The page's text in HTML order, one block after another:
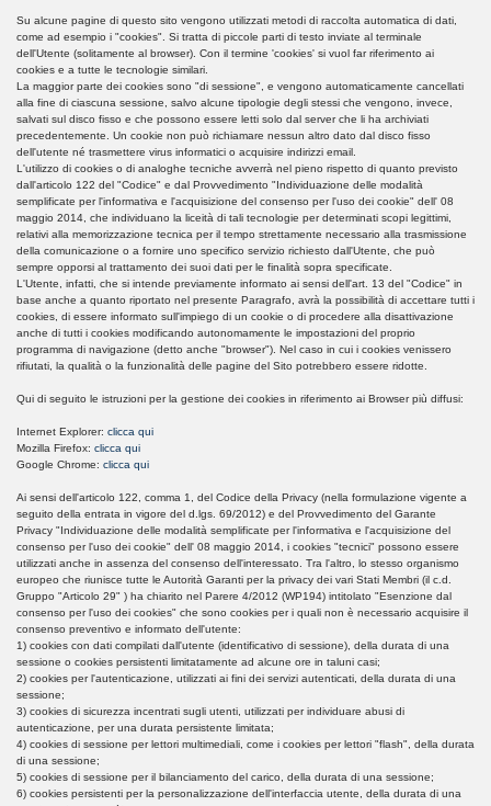
Su alcune pagine di questo sito vengono utilizzati metodi di raccolta automatica di dati,
come ad esempio i "cookies". Si tratta di piccole parti di testo inviate al terminale
dell'Utente (solitamente al browser). Con il termine 'cookies' si vuol far riferimento ai
cookies e a tutte le tecnologie similari.
La maggior parte dei cookies sono "di sessione", e vengono automaticamente cancellati
alla fine di ciascuna sessione, salvo alcune tipologie degli stessi che vengono, invece,
salvati sul disco fisso e che possono essere letti solo dal server che li ha archiviati
precedentemente. Un cookie non può richiamare nessun altro dato dal disco fisso
dell'utente né trasmettere virus informatici o acquisire indirizzi email.
L'utilizzo di cookies o di analoghe tecniche avverrà nel pieno rispetto di quanto previsto
dall'articolo 122 del "Codice" e dal Provvedimento "Individuazione delle modalità
semplificate per l'informativa e l'acquisizione del consenso per l'uso dei cookie" dell' 08
maggio 2014, che individuano la liceità di tali tecnologie per determinati scopi legittimi,
relativi alla memorizzazione tecnica per il tempo strettamente necessario alla trasmissione
della comunicazione o a fornire uno specifico servizio richiesto dall'Utente, che può
sempre opporsi al trattamento dei suoi dati per le finalità sopra specificate.
L'Utente, infatti, che si intende previamente informato ai sensi dell'art. 13 del "Codice" in
base anche a quanto riportato nel presente Paragrafo, avrà la possibilità di accettare tutti i
cookies, di essere informato sull'impiego di un cookie o di procedere alla disattivazione
anche di tutti i cookies modificando autonomamente le impostazioni del proprio
programma di navigazione (detto anche "browser"). Nel caso in cui i cookies venissero
rifiutati, la qualità o la funzionalità delle pagine del Sito potrebbero essere ridotte.
Qui di seguito le istruzioni per la gestione dei cookies in riferimento ai Browser più diffusi:
Internet Explorer: clicca qui
Mozilla Firefox: clicca qui
Google Chrome: clicca qui
Ai sensi dell'articolo 122, comma 1, del Codice della Privacy (nella formulazione vigente a
seguito della entrata in vigore del d.lgs. 69/2012) e del Provvedimento del Garante
Privacy "Individuazione delle modalità semplificate per l'informativa e l'acquisizione del
consenso per l'uso dei cookie" dell' 08 maggio 2014, i cookies "tecnici" possono essere
utilizzati anche in assenza del consenso dell'interessato. Tra l'altro, lo stesso organismo
europeo che riunisce tutte le Autorità Garanti per la privacy dei vari Stati Membri (il c.d.
Gruppo "Articolo 29" ) ha chiarito nel Parere 4/2012 (WP194) intitolato "Esenzione dal
consenso per l'uso dei cookies" che sono cookies per i quali non è necessario acquisire il
consenso preventivo e informato dell'utente:
1) cookies con dati compilati dall'utente (identificativo di sessione), della durata di una
sessione o cookies persistenti limitatamente ad alcune ore in taluni casi;
2) cookies per l'autenticazione, utilizzati ai fini dei servizi autenticati, della durata di una
sessione;
3) cookies di sicurezza incentrati sugli utenti, utilizzati per individuare abusi di
autenticazione, per una durata persistente limitata;
4) cookies di sessione per lettori multimediali, come i cookies per lettori "flash", della durata
di una sessione;
5) cookies di sessione per il bilanciamento del carico, della durata di una sessione;
6) cookies persistenti per la personalizzazione dell'interfaccia utente, della durata di una